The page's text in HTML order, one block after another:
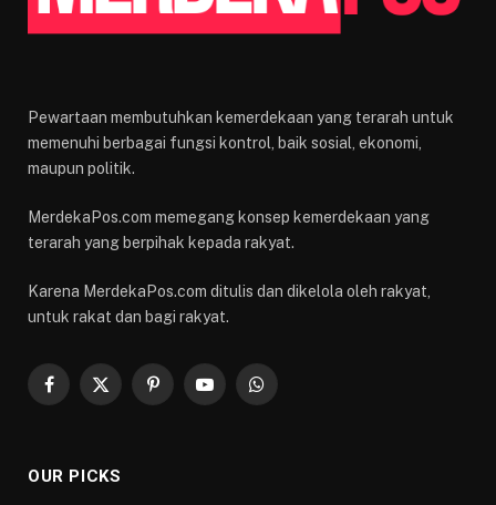
Pewartaan membutuhkan kemerdekaan yang terarah untuk
memenuhi berbagai fungsi kontrol, baik sosial, ekonomi,
maupun politik.
MerdekaPos.com memegang konsep kemerdekaan yang
terarah yang berpihak kepada rakyat.
Karena MerdekaPos.com ditulis dan dikelola oleh rakyat,
untuk rakat dan bagi rakyat.
Facebook
X
PinterestYouTubeWhatsApp
OUR PICKS